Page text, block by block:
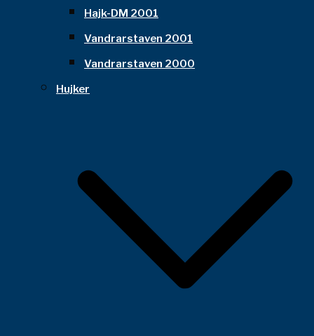
Hajk-DM 2001
Vandrarstaven 2001
Vandrarstaven 2000
Hujker